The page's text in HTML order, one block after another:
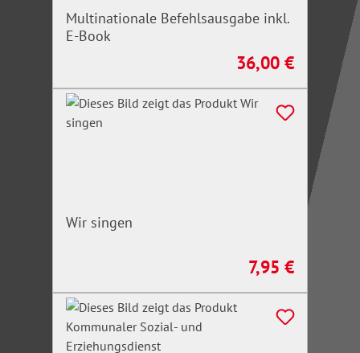
Multinationale Befehlsausgabe inkl.
E-Book
Regulärer Preis:
36,00 €
Wir singen
Regulärer Preis:
7,95 €